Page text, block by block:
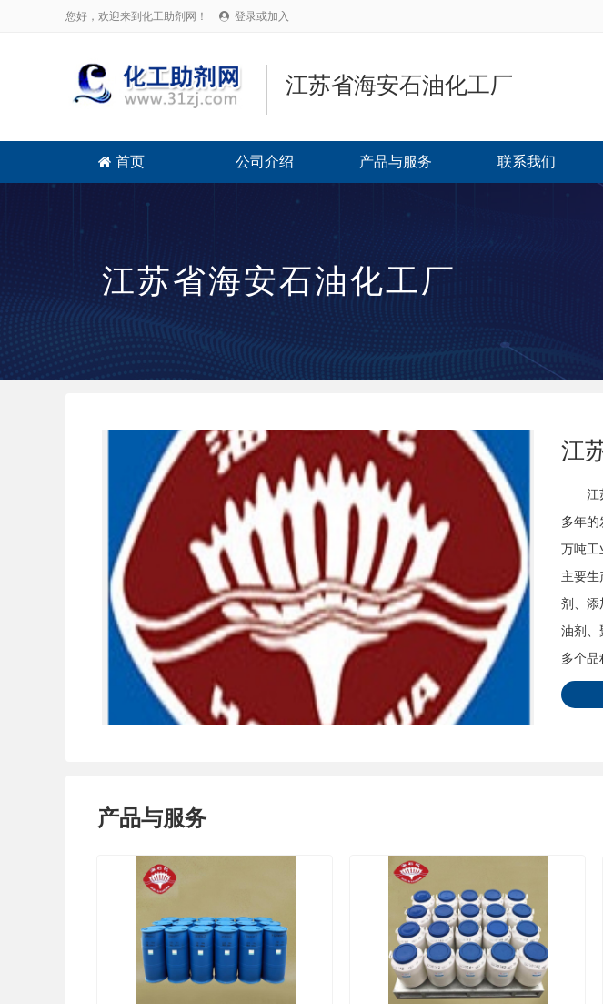
您好，欢迎来到化工助剂网！  登录或加入
江苏省海安石油化工厂
 首页 公司介绍 产品与服务 联系我们
江苏省海安石油化工厂
江
江苏
多年
万吨工
主要
剂、添
油剂、
多个品
皮革
构，
产品与服务